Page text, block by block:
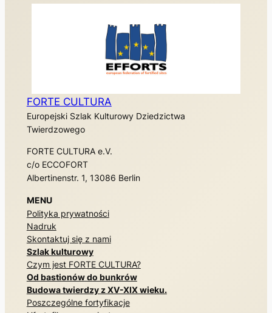
FORTE CULTURA
Europejski Szlak Kulturowy Dziedzictwa
Twierdzowego
FORTE CULTURA e.V.
c/o ECCOFORT
Albertinenstr. 1, 13086 Berlin
MENU
Polityka prywatności
Nadruk
Skontaktuj się z nami
Szlak kulturowy
Czym jest FORTE CULTURA?
Od bastionów do bunkrów
Budowa twierdzy z XV-XIX wieku.
Poszczególne fortyfikacje